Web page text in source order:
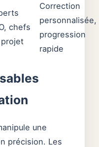
chefs
Correction
personnalisée,
progression
rapide
une
précision. Les